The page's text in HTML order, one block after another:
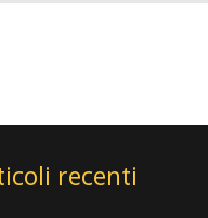
recenti